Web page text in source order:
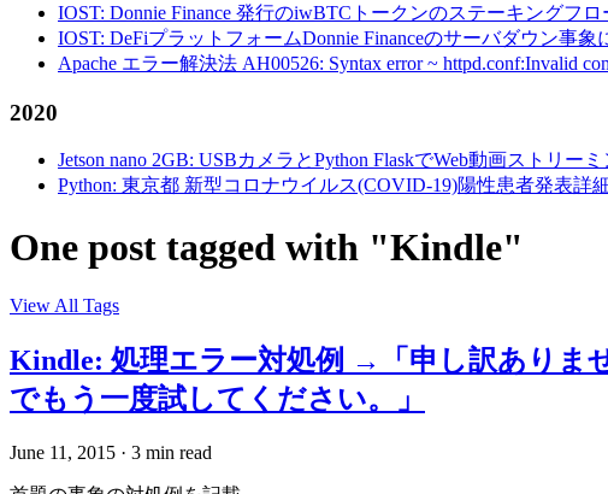
IOST: Donnie Finance 発行のiwBTCトークンのステーキングフロ
IOST: DeFiプラットフォームDonnie Financeのサーバダウン事象
Apache エラー解決法 AH00526: Syntax error ~ httpd.conf:Invalid
2020
Jetson nano 2GB: USBカメラとPython FlaskでWeb動画ストリー
Python: 東京都 新型コロナウイルス(COVID-19)陽性患者発表詳
One post tagged with "Kindle"
View All Tags
Kindle: 処理エラー対処例 →「申し訳ありま
でもう一度試してください。」
June 11, 2015 · 3 min read